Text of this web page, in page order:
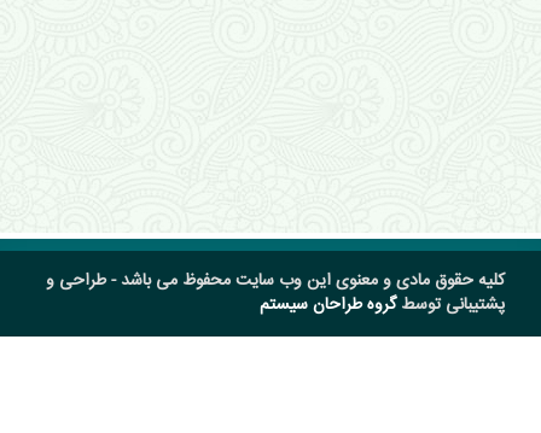
کلیه حقوق مادی و معنوی این وب سایت محفوظ می باشد - طراحی و
پشتیبانی توسطگروه طراحان سیستم